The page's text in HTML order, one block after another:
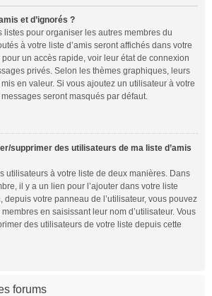
et d’ignorés ?
listes pour organiser les autres membres du
à votre liste d’amis seront affichés dans votre
un accès rapide, voir leur état de connexion
privés. Selon les thèmes graphiques, leurs
en valeur. Si vous ajoutez un utilisateur à votre
messages seront masqués par défaut.
supprimer des utilisateurs de ma liste d’amis
utilisateurs à votre liste de deux manières. Dans
il y a un lien pour l’ajouter dans votre liste
depuis votre panneau de l’utilisateur, vous pouvez
en saisissant leur nom d’utilisateur. Vous
des utilisateurs de votre liste depuis cette
forums